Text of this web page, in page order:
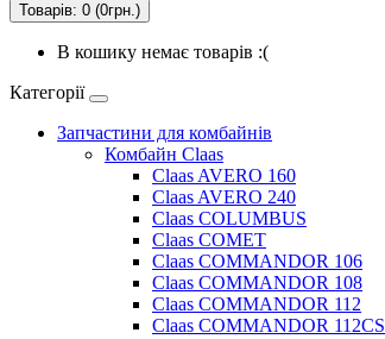
Товарів: 0 (0грн.)
В кошику немає товарів :(
Категорії
Запчастини для комбайнів
Комбайн Claas
Claas AVERO 160
Claas AVERO 240
Claas COLUMBUS
Claas COMET
Claas COMMANDOR 106
Claas COMMANDOR 108
Claas COMMANDOR 112
Claas COMMANDOR 112CS